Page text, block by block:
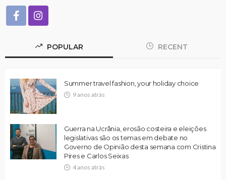
POPULAR RECENT
Summer travel fashion, your holiday choice
9 anos atrás
Guerra na Ucrânia, erosão costeira e eleições
legislativas são os temas em debate no
Governo de Opinião desta semana com Cristina
Pires e Carlos Seixas
4 anos atrás